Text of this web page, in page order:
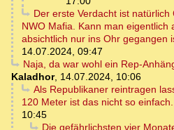
Der erste Verdacht ist
NWO Mafia. Kann man
absichtlich nur ins Ohr gegangen
14.07.2024, 09:47
Naja, da war wohl ein Rep-
Kaladhor, 14.07.2024, 10:06
Als Republikaner reintragen
120 Meter ist das nicht so einfach.
10:45
Die gefährlichsten vier